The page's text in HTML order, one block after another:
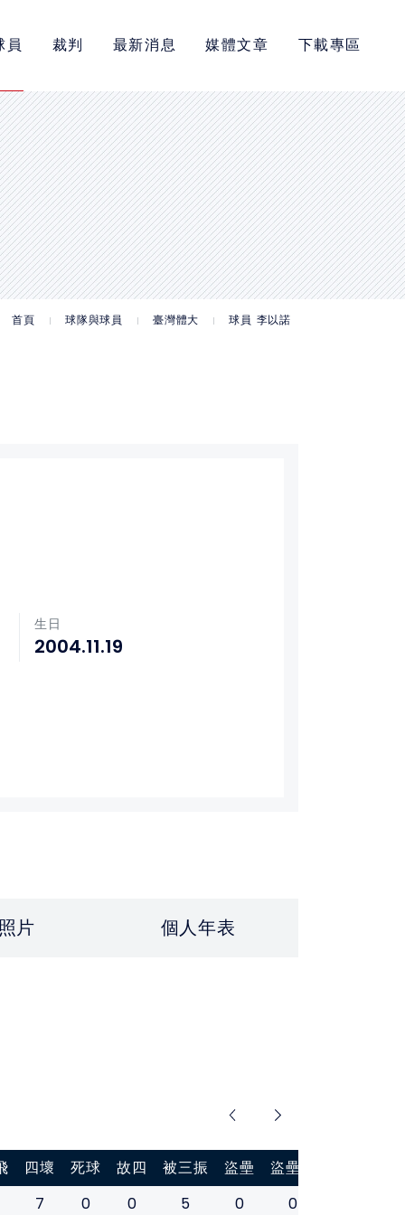
員 裁判 最新消息 媒體文章 下載專區
首頁 球隊與球員 臺灣體大 球員 李以諾
生日
2004.11.19
片 個人年表
四壞 死球 故四 被三振 盜壘 盜壘刺
7 0 0 5 0 0